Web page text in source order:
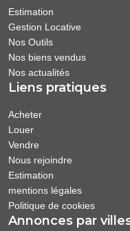
Estimation
Gestion Locative
Nos Outils
Nos biens vendus
Nos actualités
Liens pratiques
Acheter
Louer
Vendre
Nous rejoindre
Estimation
mentions légales
Politique de cookies
Annonces par